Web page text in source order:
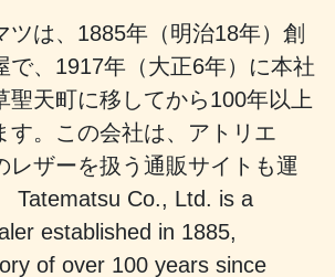
ツは、1885年（明治18年）創
で、1917年（大正6年）に本社
聖天町に移してから100年以上
す。この会社は、アトリエ
レザーを扱う通販サイトも運
Tatematsu Co., Ltd. is a
established in 1885,
of over 100 years since